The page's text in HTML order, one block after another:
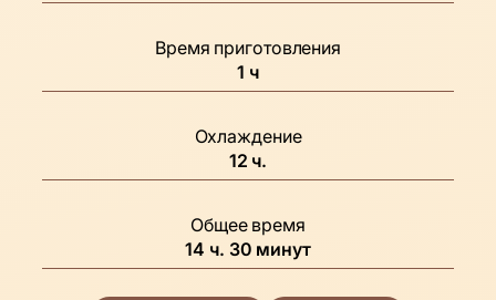
Время приготовления
1 час
ч
Охлаждение
12часов
ч.
Общее время
14часов
ч. 30минуты
минут